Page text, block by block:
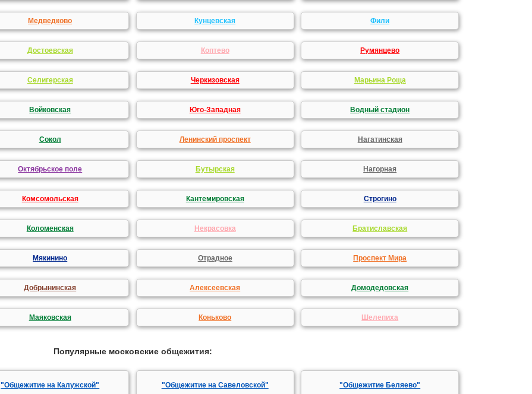
Медведково Кунцевская Фили
Достоевская Коптево Румянцево
Селигерская Черкизовская Марьина Роща
Войковская Юго-Западная Водный стадион
Сокол Ленинский проспект Нагатинская
Октябрьское поле Бутырская Нагорная
Комсомольская Кантемировская Строгино
Коломенская Некрасовка Братиславская
Мякинино Отрадное Проспект Мира
Добрынинская Алексеевская Домодедовская
Маяковская Коньково Шелепиха
Популярные московские общежития:
"Общежитие на Калужской" "Общежитие на Савеловской" "Общежитие Беляево"